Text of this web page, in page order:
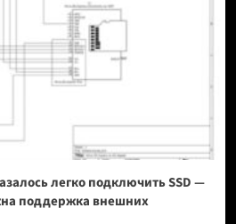
легко подключить SSD —
поддержка внешних